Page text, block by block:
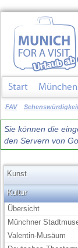
Sie können die
den Servern von
Kunst
Kultur
Übersicht
Münchner
Valentin-Musäum
FAV
Start München